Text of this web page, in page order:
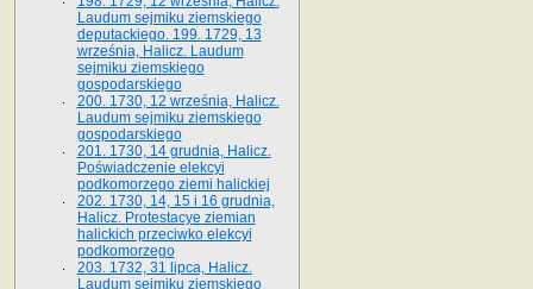
Laudum sejmiku ziemskiego
deputackiego. 199. 1729, 13
września, Halicz. Laudum
sejmiku ziemskiego
gospodarskiego
200. 1730, 12 września, Halicz.
Laudum sejmiku ziemskiego
gospodarskiego
201. 1730, 14 grudnia, Halicz.
Poświadczenie elekcyi
podkomorzego ziemi halickiej
202. 1730, 14, 15 i 16 grudnia,
Halicz. Protestacye ziemian
halickich przeciwko elekcyi
podkomorzego
203. 1732, 31 lipca, Halicz.
Laudum sejmiku ziemskiego